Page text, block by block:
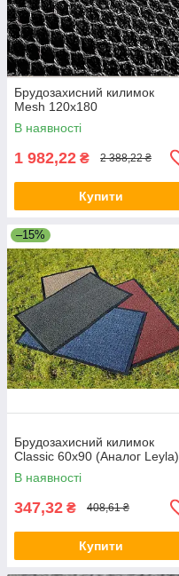
Брудозахисний килимок
Mesh 120х180
В наявності
1 982,22 ₴ 2 388,22 ₴
Купити
–15%
Брудозахисний килимок
Classic 60х90 (Аналог Leyla)
В наявності
347,32 ₴ 408,61 ₴
Купити